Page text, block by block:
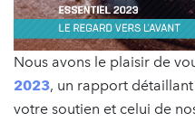
Nous avons le plaisir de
2023, un rapport
votre soutien et celui de